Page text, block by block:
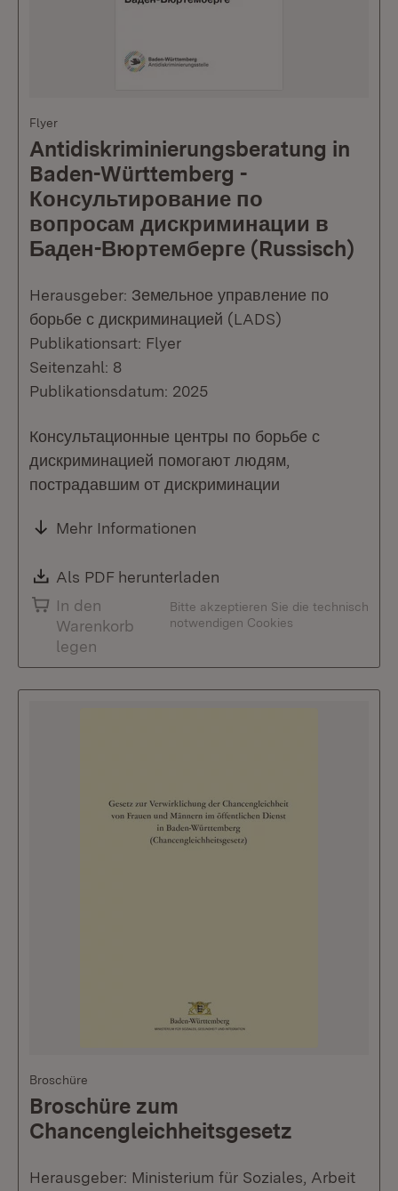
Flyer
Antidiskriminierungsberatung in
Baden-Württemberg -
Консультирование по
вопросам дискриминации в
Баден-Вюртемберге (Russisch)
Herausgeber: Земельное управление по
борьбе с дискриминацией (LADS)
Publikationsart: Flyer
Seitenzahl: 8
Publikationsdatum: 2025
Консультационные центры по борьбе с
дискриминацией помогают людям,
пострадавшим от дискриминации
Mehr Informationen
Download:
Als PDF herunterladen
In den
Warenkorb
legen
Bitte akzeptieren Sie die technisch
notwendigen Cookies
Broschüre
Broschüre zum
Chancengleichheitsgesetz
Herausgeber: Ministerium für Soziales, Arbeit